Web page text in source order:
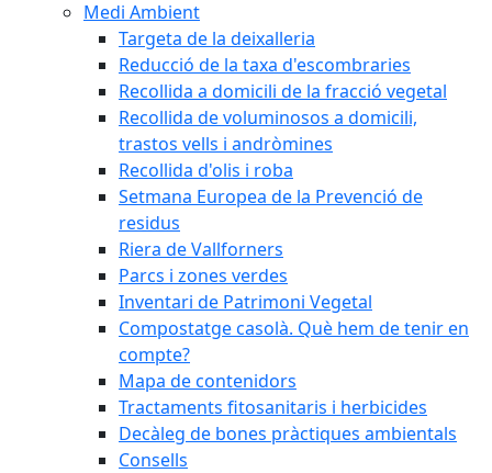
Medi Ambient
Targeta de la deixalleria
Reducció de la taxa d'escombraries
Recollida a domicili de la fracció vegetal
Recollida de voluminosos a domicili,
trastos vells i andròmines
Recollida d'olis i roba
Setmana Europea de la Prevenció de
residus
Riera de Vallforners
Parcs i zones verdes
Inventari de Patrimoni Vegetal
Compostatge casolà. Què hem de tenir en
compte?
Mapa de contenidors
Tractaments fitosanitaris i herbicides
Decàleg de bones pràctiques ambientals
Consells